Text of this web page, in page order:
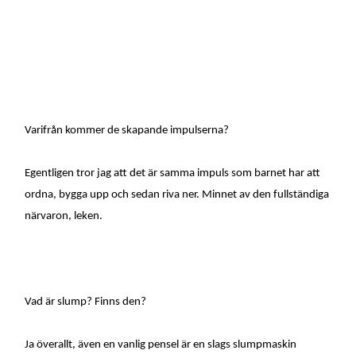
Varifrån kommer de skapande impulserna?
Egentligen tror jag att det är samma impuls som barnet har att
ordna, bygga upp och sedan riva ner. Minnet av den fullständiga
närvaron, leken.
Vad är slump? Finns den?
Ja överallt, även en vanlig pensel är en slags slumpmaskin